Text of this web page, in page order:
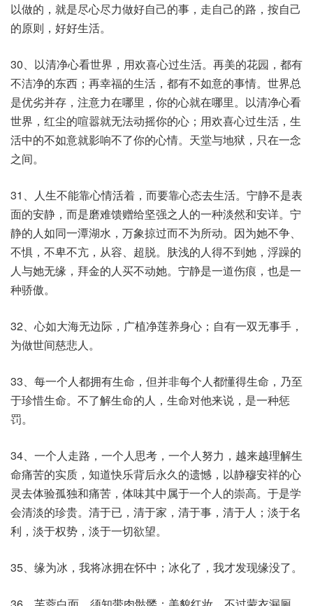
以做的，就是尽心尽力做好自己的事，走自己的路，按自己
的原则，好好生活。
30、以清净心看世界，用欢喜心过生活。再美的花园，都有
不洁净的东西；再幸福的生活，都有不如意的事情。世界总
是优劣并存，注意力在哪里，你的心就在哪里。以清净心看
世界，红尘的喧嚣就无法动摇你的心；用欢喜心过生活，生
活中的不如意就影响不了你的心情。天堂与地狱，只在一念
之间。
31、人生不能靠心情活着，而要靠心态去生活。宁静不是表
面的安静，而是磨难馈赠给坚强之人的一种淡然和安详。宁
静的人如同一潭湖水，万象掠过而不为所动。因为她不争、
不惧，不卑不亢，从容、超脱。肤浅的人得不到她，浮躁的
人与她无缘，拜金的人买不动她。宁静是一道伤痕，也是一
种骄傲。
32、心如大海无边际，广植净莲养身心；自有一双无事手，
为做世间慈悲人。
33、每一个人都拥有生命，但并非每个人都懂得生命，乃至
于珍惜生命。不了解生命的人，生命对他来说，是一种惩
罚。
34、一个人走路，一个人思考，一个人努力，越来越理解生
命痛苦的实质，知道快乐背后永久的遗憾，以静穆安祥的心
灵去体验孤独和痛苦，体味其中属于一个人的崇高。于是学
会清淡的珍贵。清于已，清于家，清于事，清于人；淡于名
利，淡于权势，淡于一切欲望。
35、缘为冰，我将冰拥在怀中；冰化了，我才发现缘没了。